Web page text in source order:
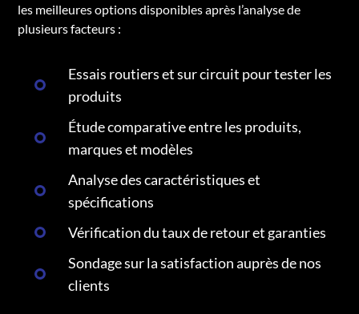
les meilleures options disponibles après l’analyse de
plusieurs facteurs :
Essais routiers et sur circuit pour tester les
produits
Étude comparative entre les produits,
marques et modèles
Analyse des caractéristiques et
spécifications
Vérification du taux de retour et garanties
Sondage sur la satisfaction auprès de nos
clients